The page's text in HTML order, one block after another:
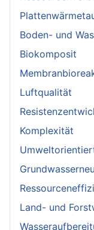
Boden- und
Biokomposit
Luftqualität
Komplexität
Land- und